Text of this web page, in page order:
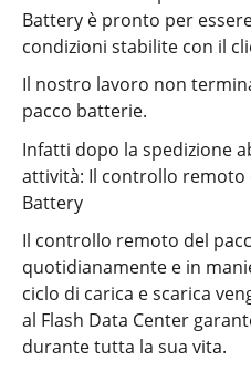
Battery è pronto per
condizioni stabilite con il
Il nostro lavoro non
pacco batterie.
Infatti dopo la spedizione
attività: Il controllo remoto
Battery
Il controllo remoto del
quotidianamente e in
ciclo di carica e scarica
al Flash Data Center
durante tutta la sua vita.